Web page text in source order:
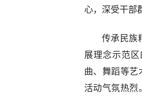
心，深受干部
传承民族
展理念示范
曲、舞蹈等艺
活动气氛热烈